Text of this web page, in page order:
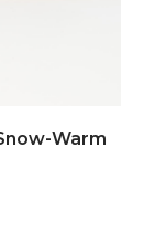
Warm